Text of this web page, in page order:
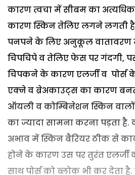
कारण त्वचा में सीबम का
कारण स्किन तेलिए लगने लगती
पनपने के लिए अनुकूल वातावरण
चिपचिपे व तेलिए फेस पर गंदगी,
चिपकने के कारण एलर्जी व पोर्स
एक्ने व ब्रेअकाउट्स का कारण
ऑयली व कोम्बिनेशन स्किन
का ज्यादा सामना करना पड़ता
अभाव में स्किन बैरियर ठीक से
होने के कारण उस पर तुरंत
साथ पोर्स को ब्लोक भी कर देता